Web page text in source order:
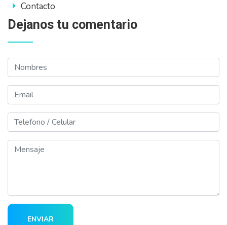
Contacto
Dejanos tu comentario
Nombres
Email
Telefono
Mensaje
ENVIAR